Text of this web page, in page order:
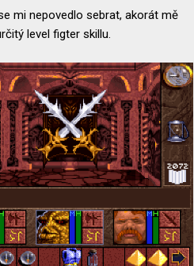
mi nepovedlo sebrat, akorát mě
level figter skillu.